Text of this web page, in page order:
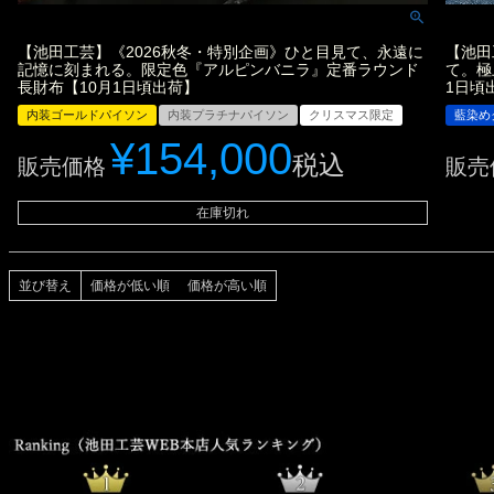
【池田工芸】《2026秋冬・特別企画》ひと目見て、永遠に
記憶に刻まれる。限定色『アルピンバニラ』定番ラウンド
長財布【10月1日頃出荷】
内装ゴールドパイソン 内装プラチナパイソン クリスマス限定
販売価格 ¥154,000税込
在庫切れ
【池
て。
1日頃
藍染め
販
並び替え 価格が低い順 価格が高い順